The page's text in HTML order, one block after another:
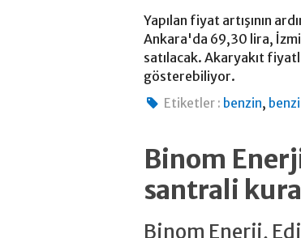
Yapılan fiyat artışının
Ankara'da 69,30 lira,
satılacak. Akaryakıt
gösterebiliyor.
Etiketler : benzin,
Binom
santrali
Binom Enerji,